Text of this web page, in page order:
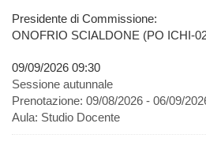
Presidente di Commissione:
ONOFRIO SCIALDONE (PO ICHI-
09/09/2026 09:30
Sessione autunnale
Prenotazione: 09/08/2026 - 06/09/
Aula: Studio Docente